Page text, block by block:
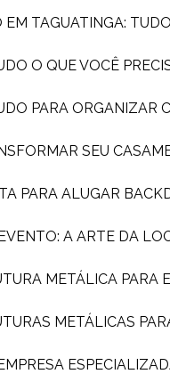
EM TAGUATINGA:
O QUE VOCÊ
PARA ORGANIZAR
SEU
PARA ALUGAR
A ARTE DA
METÁLICA PARA
METÁLICAS